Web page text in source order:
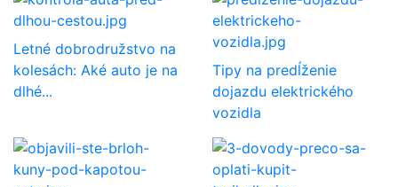
Letné dobrodružstvo na
kolesách: Aké auto je na
dlhé...
Tipy na predĺženie
dojazdu elektrického
vozidla